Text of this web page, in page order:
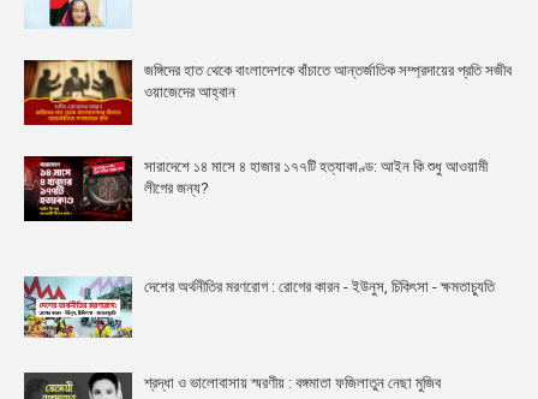
জঙ্গিদের হাত থেকে বাংলাদেশকে বাঁচাতে আন্তর্জাতিক সম্প্রদায়ের প্রতি সজীব
ওয়াজেদের আহ্বান
সারাদেশে ১৪ মাসে ৪ হাজার ১৭৭টি হত্যাকাণ্ড: আইন কি শুধু আওয়ামী
লীগের জন্য?
দেশের অর্থনীতির মরণরোগ : রোগের কারন - ইউনুস, চিকিৎসা - ক্ষমতাচ্যুতি
শ্রদ্ধা ও ভালোবাসায় স্মরণীয় : বঙ্গমাতা ফজিলাতুন নেছা মুজিব